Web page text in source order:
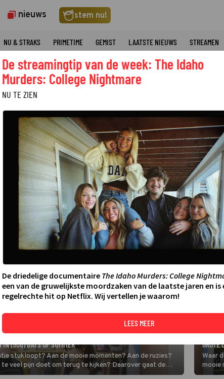
nieuws stem nu!
NU & STRAKS PRIMETIME GEMIST LAATSTE NIEUWS STREAMEN
IN (500) DAYS OF SUMMER
stukloopt? Aan de mooie momenten? Aan de ruzies?
veel pijn doet om terug te kijken? Daarover gaat de
GROTE
Waar
mooie
omdat
De streamingtip van de week: The Idaho
Murders: College Nightmare
NU TE ZIEN
De driedelige documentaire The Idaho Murders: College
een van de gruwelijkste moordzaken van de laatste jaren en is
regelrechte hit op Netflix. Wij vertellen je waarom!
LEES MEER